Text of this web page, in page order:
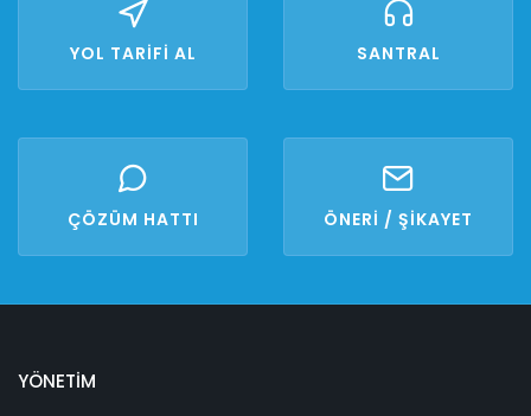
YOL TARİFİ AL SANTRAL
ÇÖZÜM HATTI ÖNERİ / ŞİKAYET
YÖNETİM